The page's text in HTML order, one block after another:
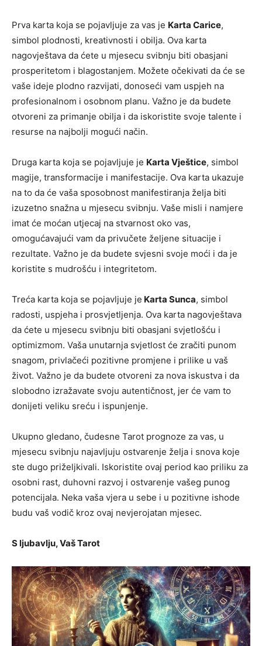
Prva karta koja se pojavljuje za vas je Karta Carice,
simbol plodnosti, kreativnosti i obilja. Ova karta
nagovještava da ćete u mjesecu svibnju biti obasjani
prosperitetom i blagostanjem. Možete očekivati da će se
vaše ideje plodno razvijati, donoseći vam uspjeh na
profesionalnom i osobnom planu. Važno je da budete
otvoreni za primanje obilja i da iskoristite svoje talente i
resurse na najbolji mogući način.
Druga karta koja se pojavljuje je Karta Vještice, simbol
magije, transformacije i manifestacije. Ova karta ukazuje
na to da će vaša sposobnost manifestiranja želja biti
izuzetno snažna u mjesecu svibnju. Vaše misli i namjere
imat će moćan utjecaj na stvarnost oko vas,
omogućavajući vam da privučete željene situacije i
rezultate. Važno je da budete svjesni svoje moći i da je
koristite s mudrošću i integritetom.
Treća karta koja se pojavljuje je Karta Sunca, simbol
radosti, uspjeha i prosvjetljenja. Ova karta nagovještava
da ćete u mjesecu svibnju biti obasjani svjetlošću i
optimizmom. Vaša unutarnja svjetlost će zračiti punom
snagom, privlačeći pozitivne promjene i prilike u vaš
život. Važno je da budete otvoreni za nova iskustva i da
slobodno izražavate svoju autentičnost, jer će vam to
donijeti veliku sreću i ispunjenje.
Ukupno gledano, čudesne Tarot prognoze za vas, u
mjesecu svibnju najavljuju ostvarenje želja i snova koje
ste dugo priželjkivali. Iskoristite ovaj period kao priliku za
osobni rast, duhovni razvoj i ostvarenje vašeg punog
potencijala. Neka vaša vjera u sebe i u pozitivne ishode
budu vaš vodič kroz ovaj nevjerojatan mjesec.
S ljubavlju, Vaš Tarot